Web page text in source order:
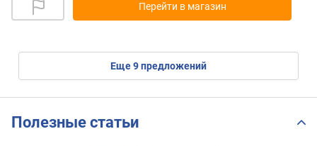
Перейти в магазин
eще9предложений
Полезные статьи